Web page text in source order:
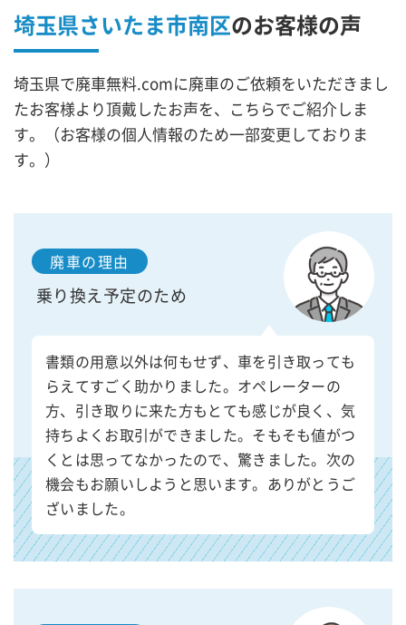
埼玉県さいたま市南区のお客様の声
埼玉県で廃車無料.comに廃車のご依頼をいただきまし
たお客様より頂戴したお声を、こちらでご紹介しま
す。（お客様の個人情報のため一部変更しておりま
す。）
廃車の理由
乗り換え予定のため
書類の用意以外は何もせず、車を引き取っても
らえてすごく助かりました。オペレーターの
方、引き取りに来た方もとても感じが良く、気
持ちよくお取引ができました。そもそも値がつ
くとは思ってなかったので、驚きました。次の
機会もお願いしようと思います。ありがとうご
ざいました。